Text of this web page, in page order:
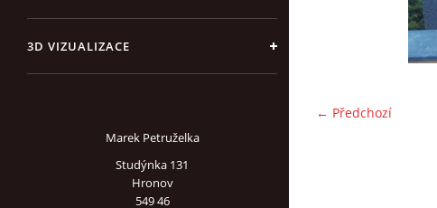
3D VIZUALIZACE
Marek Petruželka
Studýnka 131
Hronov
549 46
← Předchozí